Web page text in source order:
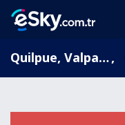
Quilpue, Valparaíso, Şili,